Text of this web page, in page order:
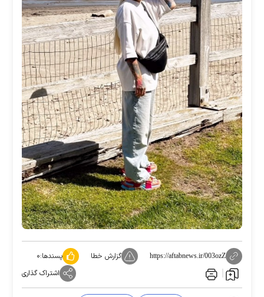
https://aftabnews.ir/003ozZ گزارش خطا پسندها:۰
اشتراک گذاری